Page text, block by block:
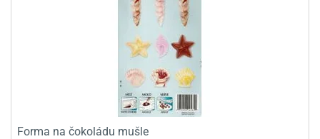
Forma na čokoládu mušle